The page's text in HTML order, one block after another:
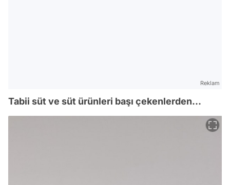
Reklam
Tabii süt ve süt ürünleri başı çekenlerden...